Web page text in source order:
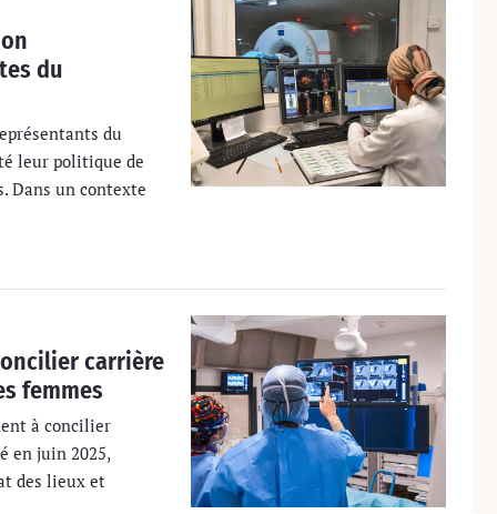
du
du
leur politique de
Dans un contexte
carrière
femmes
à concilier
en juin 2025,
des lieux et